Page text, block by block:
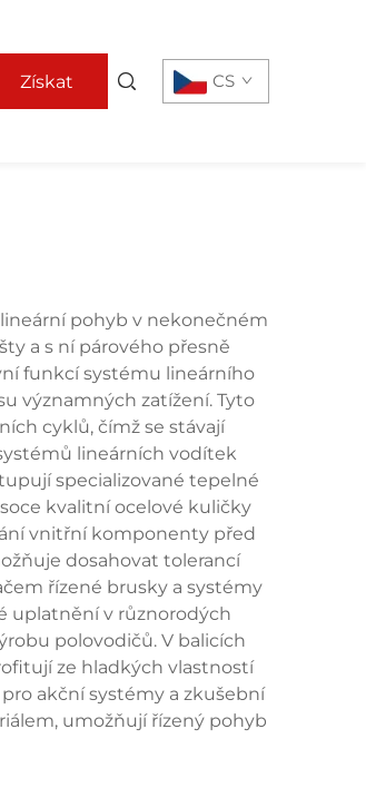
Získat CS
pohyb v nekonečném
a s ní párového přesně
funkcí systému lineárního
významných zatížení. Tyto
cyklů, čímž se stávají
lineárních vodítek
specializované tepelné
kvalitní ocelové kuličky
vnitřní komponenty před
dosahovat tolerancí
řízené brusky a systémy
uplatnění v různorodých
polovodičů. V balicích
ze hladkých vlastností
akční systémy a zkušební
umožňují řízený pohyb